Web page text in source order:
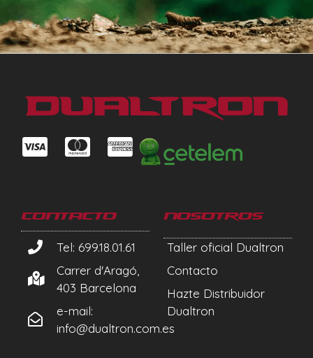
Contacto
Tel: 699.18.01.61
Carrer d'Aragó,
403 Barcelona
e-mail:
info@dualtron.com.es
Nosotros
Taller oficial Dualtron
Contacto
Hazte Distribuidor
Dualtron